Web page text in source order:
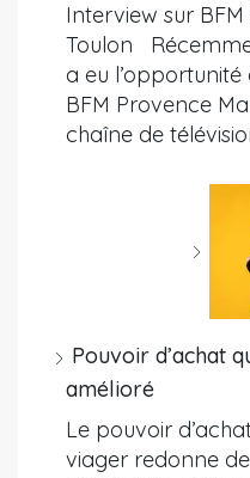
Interview sur
Toulon
a eu l’opportunité
BFM Provence
chaîne de
Pouvoir d’achat
amélioré
Le pouvoir
viager redonne